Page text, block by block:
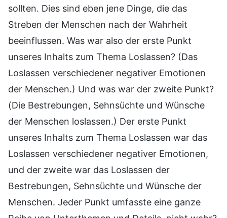
sollten. Dies sind eben jene Dinge, die das
Streben der Menschen nach der Wahrheit
beeinflussen. Was war also der erste Punkt
unseres Inhalts zum Thema Loslassen? (Das
Loslassen verschiedener negativer Emotionen
der Menschen.) Und was war der zweite Punkt?
(Die Bestrebungen, Sehnsüchte und Wünsche
der Menschen loslassen.) Der erste Punkt
unseres Inhalts zum Thema Loslassen war das
Loslassen verschiedener negativer Emotionen,
und der zweite war das Loslassen der
Bestrebungen, Sehnsüchte und Wünsche der
Menschen. Jeder Punkt umfasste eine ganze